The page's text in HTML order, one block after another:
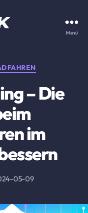
Menü
– Die
im
05-09